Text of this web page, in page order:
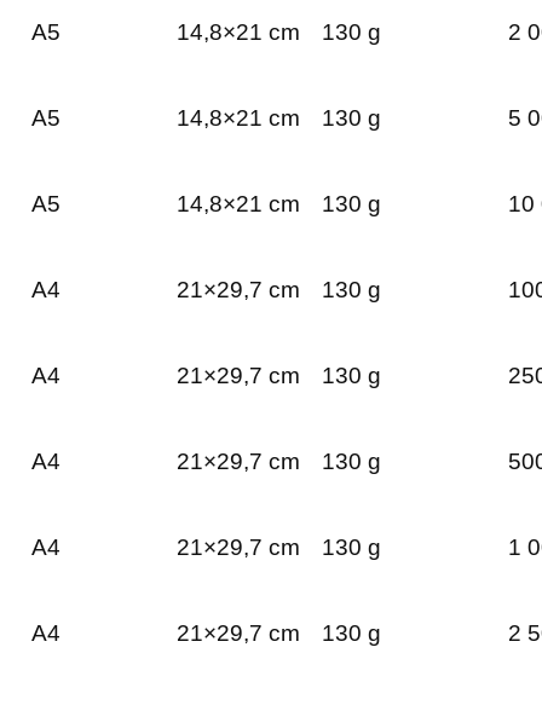
A5 14,8×21 cm 130 g 2
A5 14,8×21 cm 130 g 5
A5 14,8×21 cm 130 g 10
A4 21×29,7 cm 130 g
A4 21×29,7 cm 130 g
A4 21×29,7 cm 130 g
A4 21×29,7 cm 130 g 1
A4 21×29,7 cm 130 g 2